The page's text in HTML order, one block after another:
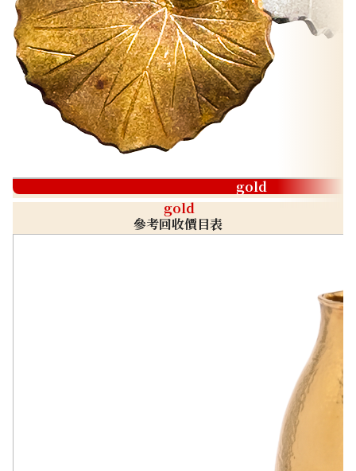
gold
gold
參考回收價目表